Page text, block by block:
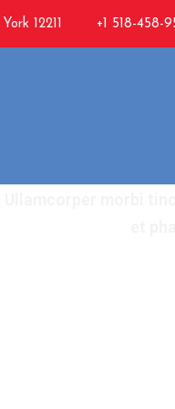
12211 +1 518-458-